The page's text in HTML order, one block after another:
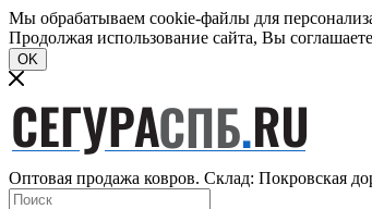
Мы обрабатываем cookie-файлы для
Продолжая использование сайта, Вы
OK
Оптовая продажа ковров. Склад: Покровская